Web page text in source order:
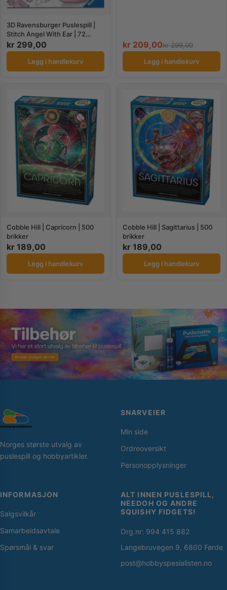
3D Ravensburger Puslespill |
Stitch Angel With Ear | 72
Brikker
kr 299,00
Legg i handlekurv
kr 209,00kr299,00
Legg i handlekurv
Cobble Hill | Capricorn | 500
brikker
kr 189,00
Legg i handlekurv
Cobble Hill | Sagittarius | 500
brikker
kr 189,00
Legg i handlekurv
Norges største utvalg av
puslespill og hobbyartikler.
SNARVEIER
Min side
Ordreoversikt
Personopplysninger
INFORMASJON
Salgsvilkår
Samarbeidsavtale
Spørsmål & svar
ALT INNEN PUSLESPILL,
NEEDOH OG ANDRE
SQUISHY FIDGETS!
Org.nr: 994 415 882
Langebruvegen 9, 6800 Førde
post@hobbyspesialisten.no